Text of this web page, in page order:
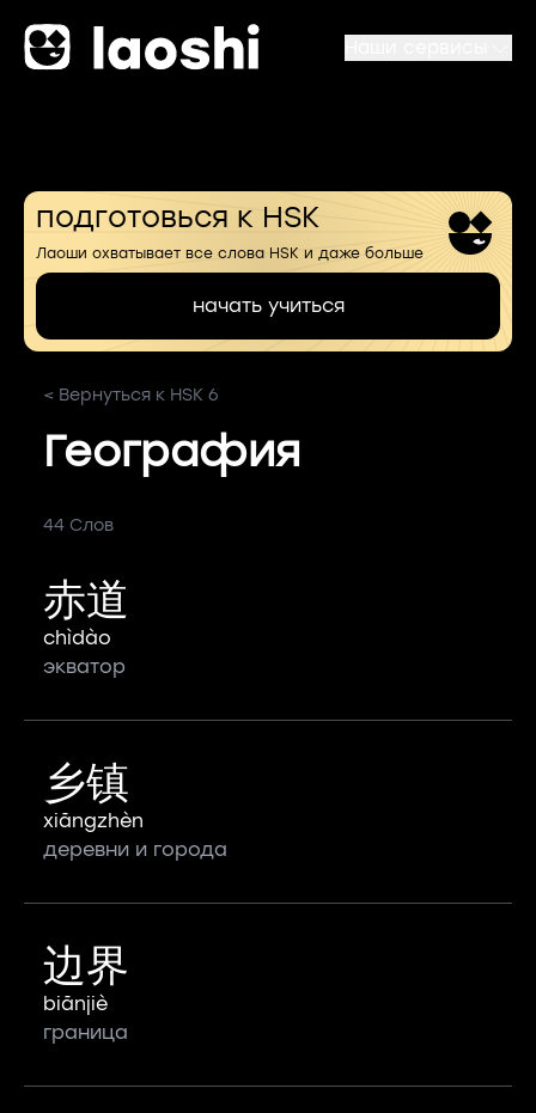
подготовься к HSK
Лаоши охватывает все слова HSK и даже больше
начать учиться
< Вернуться к HSK 6
География
44 Слов
赤道
chìdào
экватор
乡镇
xiāngzhèn
деревни и города
边界
biānjiè
граница